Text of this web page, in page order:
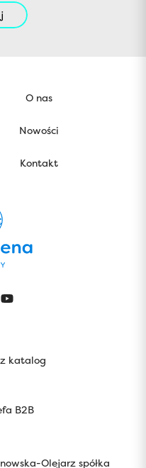
O nas
Nowości
Kontakt
katalog
B2B
Olejarz spółka